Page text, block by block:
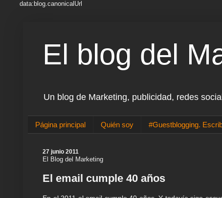
data:blog.canonicalUrl
El blog del
Un blog de Marketing, publicidad, redes
Página principal Quién soy #Guestblogging.
27 junio 2011
El Blog del Marketing
El email cumple 40 años